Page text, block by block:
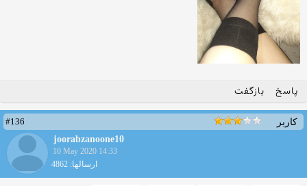
پاسخ بازگفت
کاربر
#136
joorabzanoone10
10 May 2020 14:33
ارسالها: 4862